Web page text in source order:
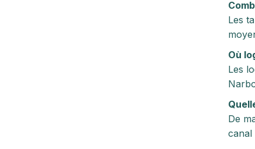
Les
Où
Les
De
canal